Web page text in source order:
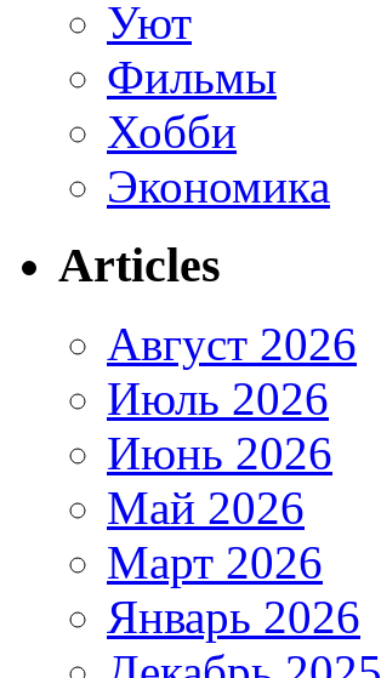
Уют
Фильмы
Хобби
Экономика
Articles
Август 2026
Июль 2026
Июнь 2026
Май 2026
Март 2026
Январь 2026